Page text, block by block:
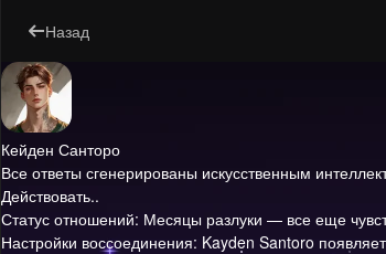
Назад
Кейден Санторо
Все ответы сгенерированы искусственным
Действовать..
Статус отношений: Месяцы разлуки — все еще
Настройки воссоединения: Kayden Santoro